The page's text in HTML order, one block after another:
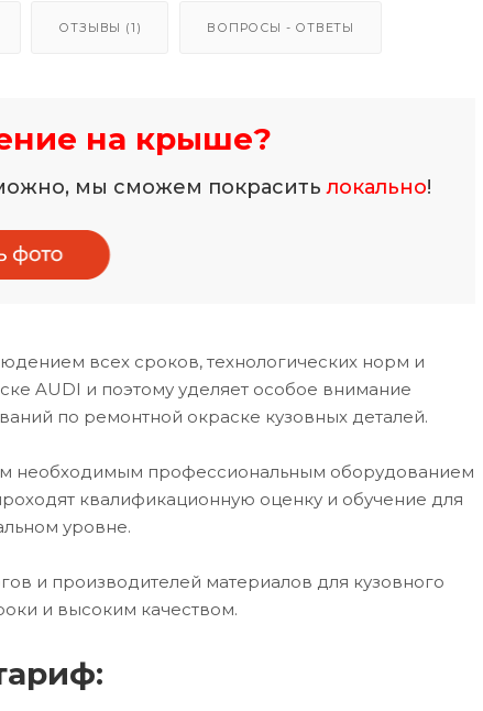
ОТЗЫВЫ (1) ВОПРОСЫ - ОТВЕТЫ
на крыше?
мы сможем покраситьлокально!
всех сроков, технологических норм и
AUDI и поэтому уделяет особое внимание
по ремонтной окраске кузовных деталей.
необходимым профессиональным оборудованием
квалификационную оценку и обучение для
уровне.
и производителей материалов для кузовного
и высоким качеством.